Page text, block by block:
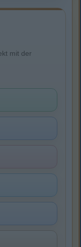
mit der